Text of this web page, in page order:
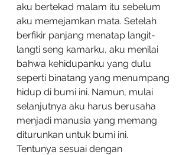
aku bertekad malam itu sebelum
aku memejamkan mata. Setelah
berfikir panjang menatap langit-
langti seng kamarku, aku menilai
bahwa kehidupanku yang dulu
seperti binatang yang menumpang
hidup di bumi ini. Namun, mulai
selanjutnya aku harus berusaha
menjadi manusia yang memang
diturunkan untuk bumi ini.
Tentunya sesuai dengan